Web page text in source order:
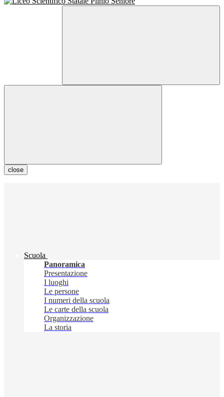
close
Scuola
Panoramica
Presentazione
I luoghi
Le persone
I numeri della scuola
Le carte della scuola
Organizzazione
La storia